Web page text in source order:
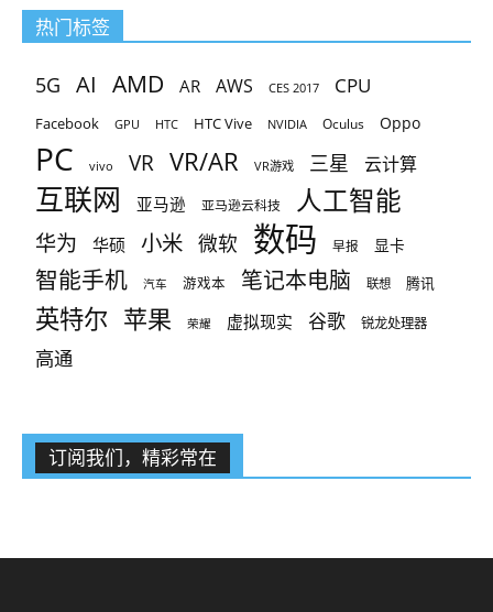
热门标签
5G AI AMD AR AWS CES 2017 CPU
Facebook GPU HTC HTC Vive NVIDIA Oculus Oppo
PC vivo VR VR/AR VR游戏 三星 云计算
互联网 亚马逊 亚马逊云科技 人工智能
华为 华硕 小米 微软 数码 早报 显卡
智能手机 汽车 游戏本 笔记本电脑 联想 腾讯
英特尔 苹果 荣耀 虚拟现实 谷歌 锐龙处理器
高通
订阅我们，精彩常在